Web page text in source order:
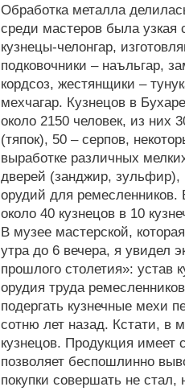
Обработка металла
среди мастеров была
кузнецы-челонгар,
подковочники – наъльгар,
кордсоз, жестянщики –
мехчагар. Кузнецов в
около 2150 человек, из них
(тяпок), 50 – серпов,
выработке различных
дверей (занджир,
орудий для ремесленников.
около 40 кузнецов в 10
В музее мастерской,
утра до 6 вечера, я увидел
прошлого столетия»: устав
орудия труда
подергать кузнечные мехи
сотню лет назад. Кстати, в
кузнецов. Продукция имеет
позволяет беспошлинно
покупки совершать не